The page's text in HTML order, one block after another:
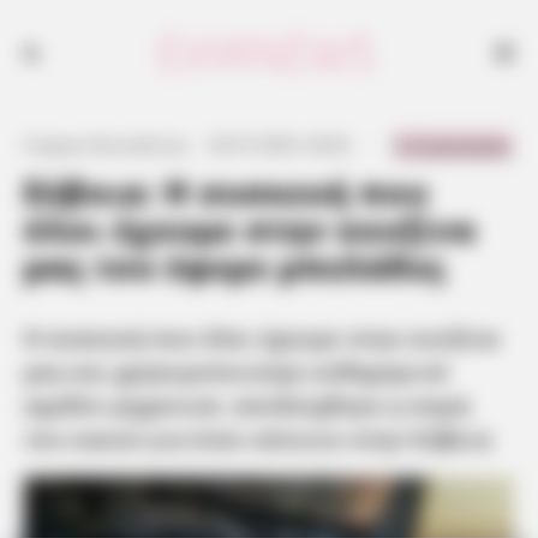
Εύβοια: Η συσκευή που
όλοι έχουμε στην κουζίνα
μας του έφερε μπελάδες
Η συσκευή που όλοι έχουμε στην κουζίνα
μας και χρησιμοποιούμε καθημερινά
σχεδόν μηχανικά, αποδείχθηκε η πηγή